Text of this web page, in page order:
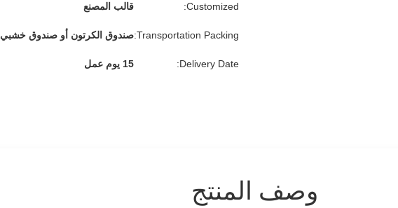
Customized: قالب المصنع
Transportation Packing: صندوق الكرتون أو صندوق خشبي
Delivery Date: 15 يوم عمل
وصف المنتج